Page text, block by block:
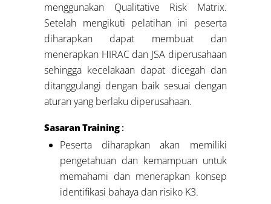
menggunakan Qualitative Risk Matrix.
Setelah mengikuti pelatihan ini peserta
diharapkan dapat membuat dan
menerapkan HIRAC dan JSA diperusahaan
sehingga kecelakaan dapat dicegah dan
ditanggulangi dengan baik sesuai dengan
aturan yang berlaku diperusahaan.
Sasaran Training:
Peserta diharapkan akan memiliki
pengetahuan dan kemampuan untuk
memahami dan menerapkan konsep
identifikasi bahaya dan risiko K3.